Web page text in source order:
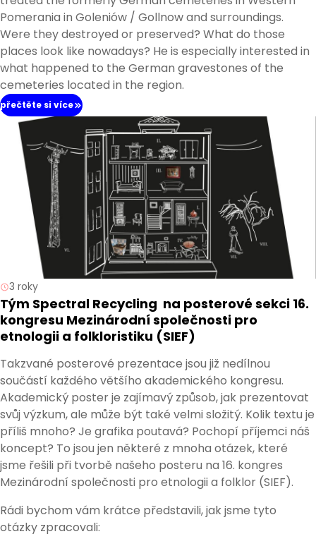
Pomerania in Goleniów / Gollnow and surroundings.
Were they destroyed or preserved? What do those
places look like nowadays? He is especially interested in
what happened to the German gravestones of the
cemeteries located in the region.
přečtěte si více
3 roky
Tým Spectral Recycling na posterové sekci 16.
kongresu Mezinárodní společnosti pro
etnologii a folkloristiku (SIEF)
Takzvané posterové prezentace jsou již nedílnou
součástí každého většího akademického kongresu.
Akademický poster je zajímavý způsob, jak prezentovat
svůj výzkum, ale může být také velmi složitý. Kolik textu je
příliš mnoho? Je grafika poutavá? Pochopí příjemci náš
koncept? To jsou jen některé z mnoha otázek, které
jsme řešili při tvorbě našeho posteru na 16. kongres
Mezinárodní společnosti pro etnologii a folklor (SIEF).
Rádi bychom vám krátce představili, jak jsme tyto
otázky zpracovali: